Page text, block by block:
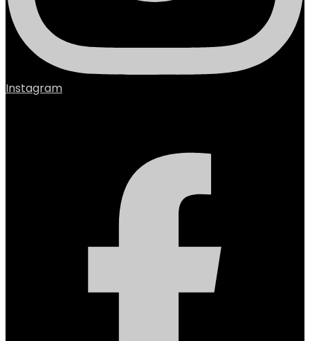
Instagram